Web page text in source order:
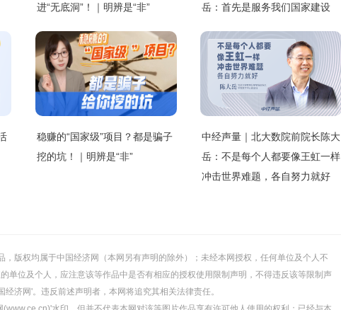
进“无底洞”！｜明辨是“非”
岳：首先是服务我们国家建设
稳赚的“国家级”项目？都是骗子
挖的坑！｜明辨是“非”
中经声量｜北大数院前院长陈大
岳：不是每个人都要像王虹一样
冲击世界难题，各自努力就好
版权均属于中国经济网（本网另有声明的除外）；未经本网授权，任何单位及个人不
单位及个人，应注意该等作品中是否有相应的授权使用限制声明，不得违反该等限制声
济网'。违反前述声明者，本网将追究其相关法律责任。